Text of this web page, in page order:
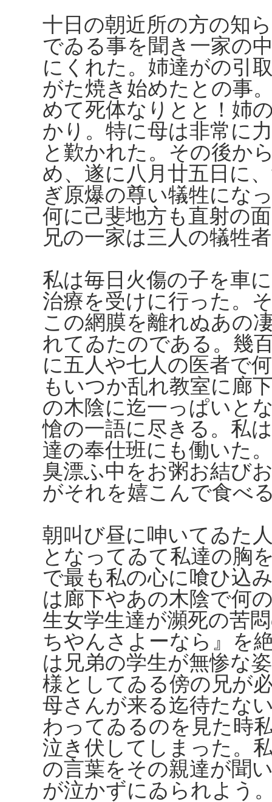
十日の朝近所の方の知
でゐる事を聞き一家の
にくれた。姉達がの引
がた焼き始めたとの事
めて死体なりとと！姉
かり。特に母は非常に
と歎かれた。その後か
め、遂に八月廿五日に
ぎ原爆の尊い犠牲にな
何に己斐地方も直射の
兄の一家は三人の犠牲
私は毎日火傷の子を車
治療を受けに行った。
この網膜を離れぬあの
れてゐたのである。幾
に五人や七人の医者で
もいつか乱れ教室に廊
の木陰に迄一っぱいと
愴の一語に尽きる。私
達の奉仕班にも働いた
臭漂ふ中をお粥お結び
がそれを嬉こんで食べ
朝叫び昼に呻いてゐた
となってゐて私達の胸
で最も私の心に喰ひ込
は廊下やあの木陰で何
生女学生達が瀕死の苦
ちやんさよーなら』を
は兄弟の学生が無惨な
様としてゐる傍の兄が
母さんが来る迄待たな
わってゐるのを見た時
泣き伏してしまった。
の言葉をその親達が聞
が泣かずにゐられよう